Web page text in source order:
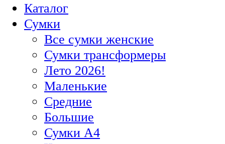
Каталог
Сумки
Все сумки женские
Сумки трансформеры
Лето 2026!
Маленькие
Средние
Большие
Сумки А4